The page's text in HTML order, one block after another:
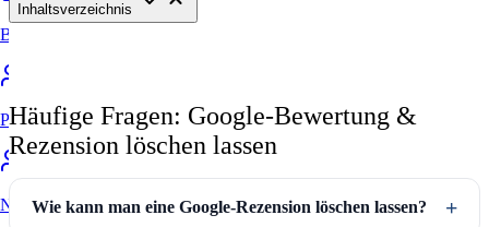
Bewertung online prüfen
Portale
Nachteile ohne Anwalt
Inhaltsverzeichnis
Häufige Fragen: Google-Bewertung &
Rezension löschen lassen
Wie kann man eine Google-Rezension löschen lassen?